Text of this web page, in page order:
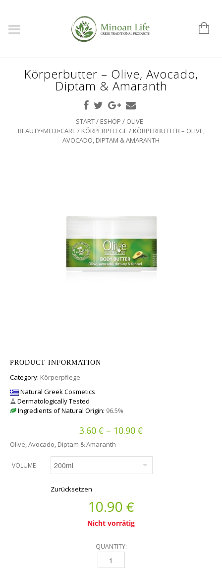
Körperbutter – Olive, Avocado,
Diptam & Amaranth
START/ ESHOP / OLIVE -
BEAUTY•MEDI•CARE / KÖRPERPFLEGE / KÖRPERBUTTER – OLIVE,
AVOCADO, DIPTAM & AMARANTH
PRODUCT INFORMATION
Category: Körperpflege
Natural Greek Cosmetics
Dermatologically Tested
Ingredients of Natural Origin: 96.5%
3.60 € – 10.90 €Preisspanne: 3.60
Olive, Avocado, Diptam & Amaranth
VOLUME
Zurücksetzen
10.90 €
Nicht vorrätig
QUANTITY:
KÖRPERBUTTER - OLIVE, AVOCADO,